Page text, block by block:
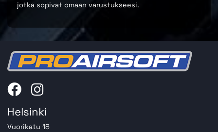
jotka sopivat omaan varustukseesi.
Helsinki
Vuorikatu 18